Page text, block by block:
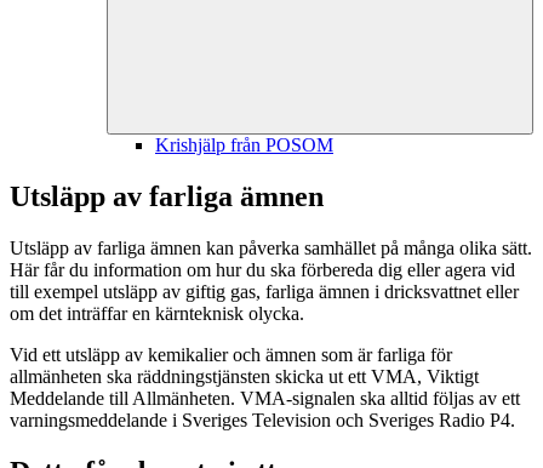
Krishjälp från POSOM
Utsläpp av farliga ämnen
Utsläpp av farliga ämnen kan påverka samhället på många olika sätt.
Här får du information om hur du ska förbereda dig eller agera vid
till exempel utsläpp av giftig gas, farliga ämnen i dricksvattnet eller
om det inträffar en kärnteknisk olycka.
Vid ett utsläpp av kemikalier och ämnen som är farliga för
allmänheten ska räddningstjänsten skicka ut ett VMA, Viktigt
Meddelande till Allmänheten. VMA-signalen ska alltid följas av ett
varningsmeddelande i Sveriges Television och Sveriges Radio P4.